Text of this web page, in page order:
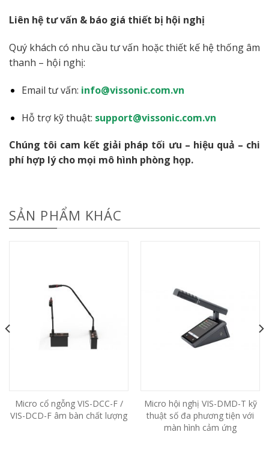
Liên hệ tư vấn & báo giá thiết bị hội nghị
Quý khách có nhu cầu tư vấn hoặc thiết kế hệ thống âm
thanh – hội nghị:
Email tư vấn: info@vissonic.com.vn
Hỗ trợ kỹ thuật: support@vissonic.com.vn
Chúng tôi cam kết giải pháp tối ưu – hiệu quả – chi
phí hợp lý cho mọi mô hình phòng họp.
SẢN PHẨM KHÁC
Micro cổ ngỗng VIS-DCC-F /
VIS-DCD-F âm bàn chất lượng
Micro hội nghị VIS-DMD-T kỹ
thuật số đa phương tiện với
màn hình cảm ứng